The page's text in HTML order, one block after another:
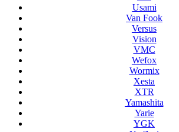
Usami
Van Fook
Versus
Vision
VMC
Wefox
Wormix
Xesta
XTR
Yamashita
Yarie
YGK